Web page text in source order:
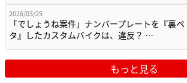
2026/03/25
「でしょうね案件」ナンバープレートを『裏ペ
タ』したカスタムバイクは、違反？ …
もっと見る